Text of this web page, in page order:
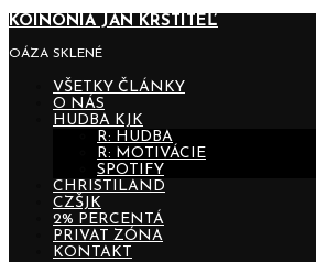
KOINONIA JÁN KRSTITEĽ
OÁZA SKLENÉ
VŠETKY ČLÁNKY
O NÁS
HUDBA KJK
R: HUDBA
R: MOTIVÁCIE
SPOTIFY
CHRISTILAND
CZŠJK
2% PERCENTÁ
PRIVAT ZÓNA
KONTAKT